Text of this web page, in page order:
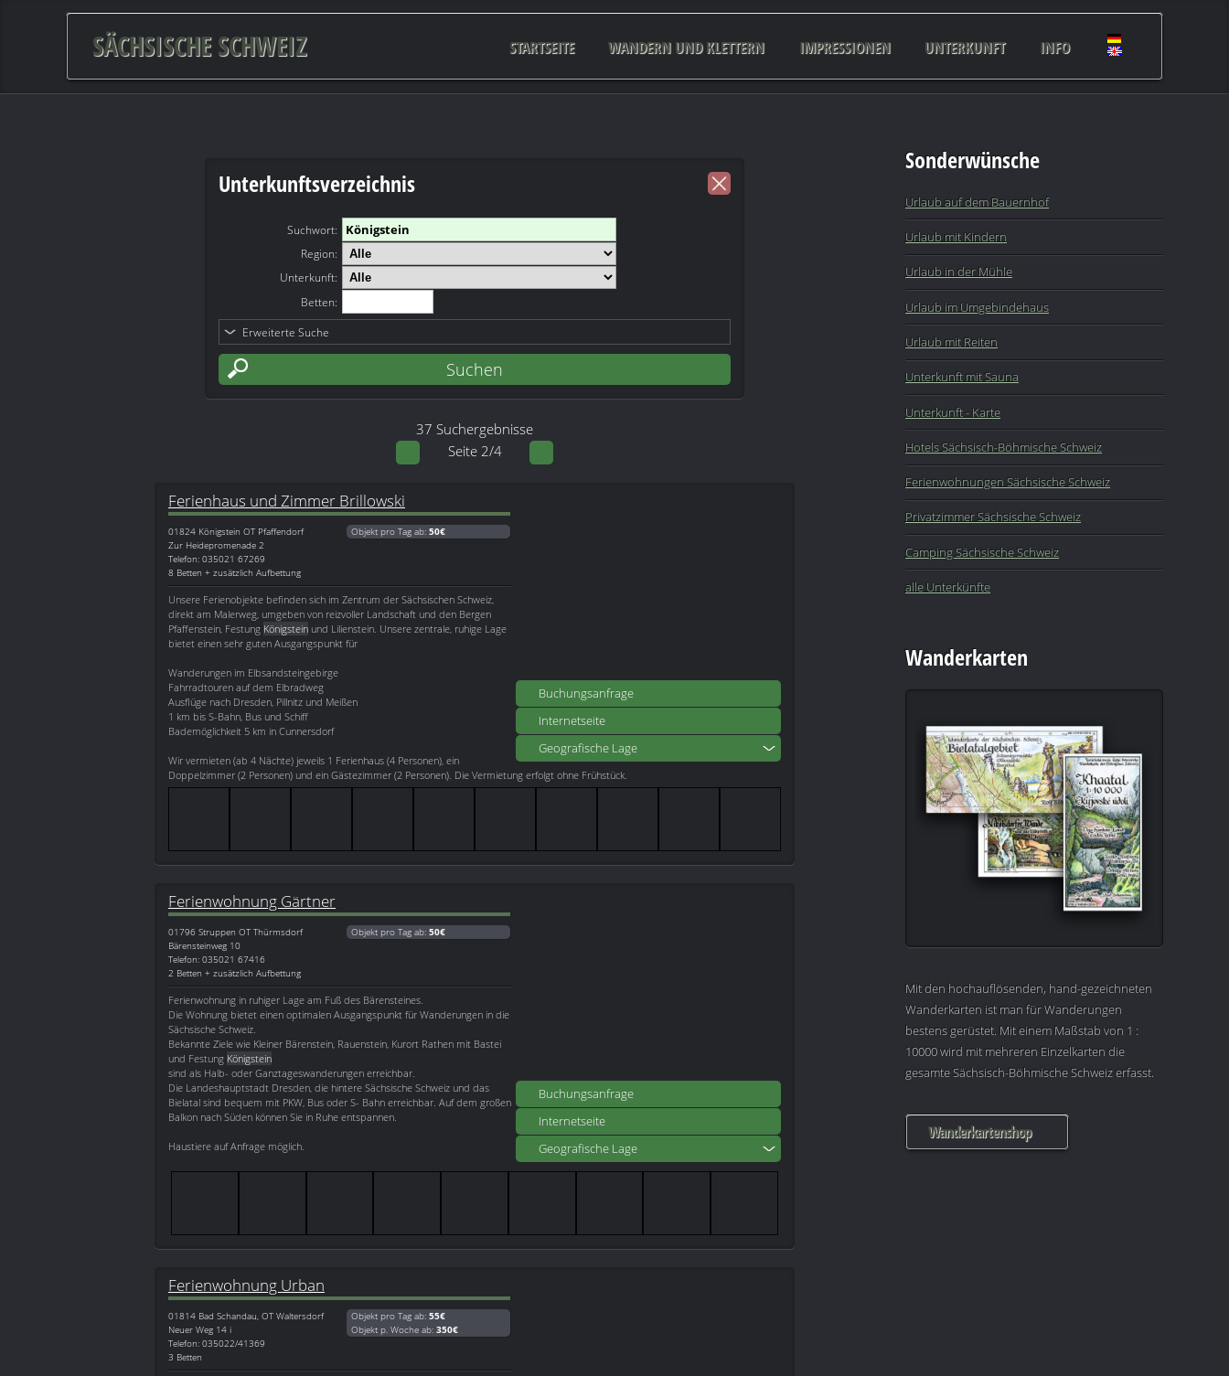
SÄCHSISCHE SCHWEIZ STARTSEITE WANDERN UND KLETTERN IMPRESSIONEN UNTERKUNFT INFO
Unterkunftsverzeichnis
Suchwort:
Region:
Unterkunft:
Betten:
Erweiterte Suche
37 Suchergebnisse
Seite 2/4
Buchungsanfrage
Internetseite
Geografische Lage
Ferienhaus und Zimmer Brillowski
01824 Königstein OT Pfaffendorf
Zur Heidepromenade 2
Telefon: 035021 67269
8 Betten + zusätzlich Aufbettung
Objekt pro Tag ab: 50€
Unsere Ferienobjekte befinden sich im Zentrum der Sächsischen Schweiz,
direkt am Malerweg, umgeben von reizvoller Landschaft und den Bergen
Pfaffenstein, Festung Königstein und Lilienstein. Unsere zentrale, ruhige Lage
bietet einen sehr guten Ausgangspunkt für
Wanderungen im Elbsandsteingebirge
Fahrradtouren auf dem Elbradweg
Ausflüge nach Dresden, Pillnitz und Meißen
1 km bis S-Bahn, Bus und Schiff
Bademöglichkeit 5 km in Cunnersdorf
Wir vermieten (ab 4 Nächte) jeweils 1 Ferienhaus (4 Personen), ein
Doppelzimmer (2 Personen) und ein Gästezimmer (2 Personen). Die Vermietung erfolgt ohne Frühstück.
Buchungsanfrage
Internetseite
Geografische Lage
Ferienwohnung Gärtner
01796 Struppen OT Thürmsdorf
Bärensteinweg 10
Telefon: 035021 67416
2 Betten + zusätzlich Aufbettung
Objekt pro Tag ab: 50€
Ferienwohnung in ruhiger Lage am Fuß des Bärensteines.
Die Wohnung bietet einen optimalen Ausgangspunkt für Wanderungen in die
Sächsische Schweiz.
Bekannte Ziele wie Kleiner Bärenstein, Rauenstein, Kurort Rathen mit Bastei
und Festung Königstein
sind als Halb- oder Ganztageswanderungen erreichbar.
Die Landeshauptstadt Dresden, die hintere Sächsische Schweiz und das
Bielatal sind bequem mit PKW, Bus oder S- Bahn erreichbar. Auf dem großen
Balkon nach Süden können Sie in Ruhe entspannen.
Haustiere auf Anfrage möglich.
Ferienwohnung Urban
01814 Bad Schandau, OT Waltersdorf
Neuer Weg 14 i
Telefon: 035022/41369
3 Betten
Objekt pro Tag ab: 55€
Objekt p. Woche ab: 350€
Sonderwünsche
Urlaub auf dem Bauernhof
Urlaub mit Kindern
Urlaub in der Mühle
Urlaub im Umgebindehaus
Urlaub mit Reiten
Unterkunft mit Sauna
Unterkunft - Karte
Hotels Sächsisch-Böhmische Schweiz
Ferienwohnungen Sächsische Schweiz
Privatzimmer Sächsische Schweiz
Camping Sächsische Schweiz
alle Unterkünfte
Wanderkarten
Mit den hochauflösenden, hand-gezeichneten
Wanderkarten ist man für Wanderungen
bestens gerüstet. Mit einem Maßstab von 1 :
10000 wird mit mehreren Einzelkarten die
gesamte Sächsisch-Böhmische Schweiz erfasst.
Wanderkartenshop